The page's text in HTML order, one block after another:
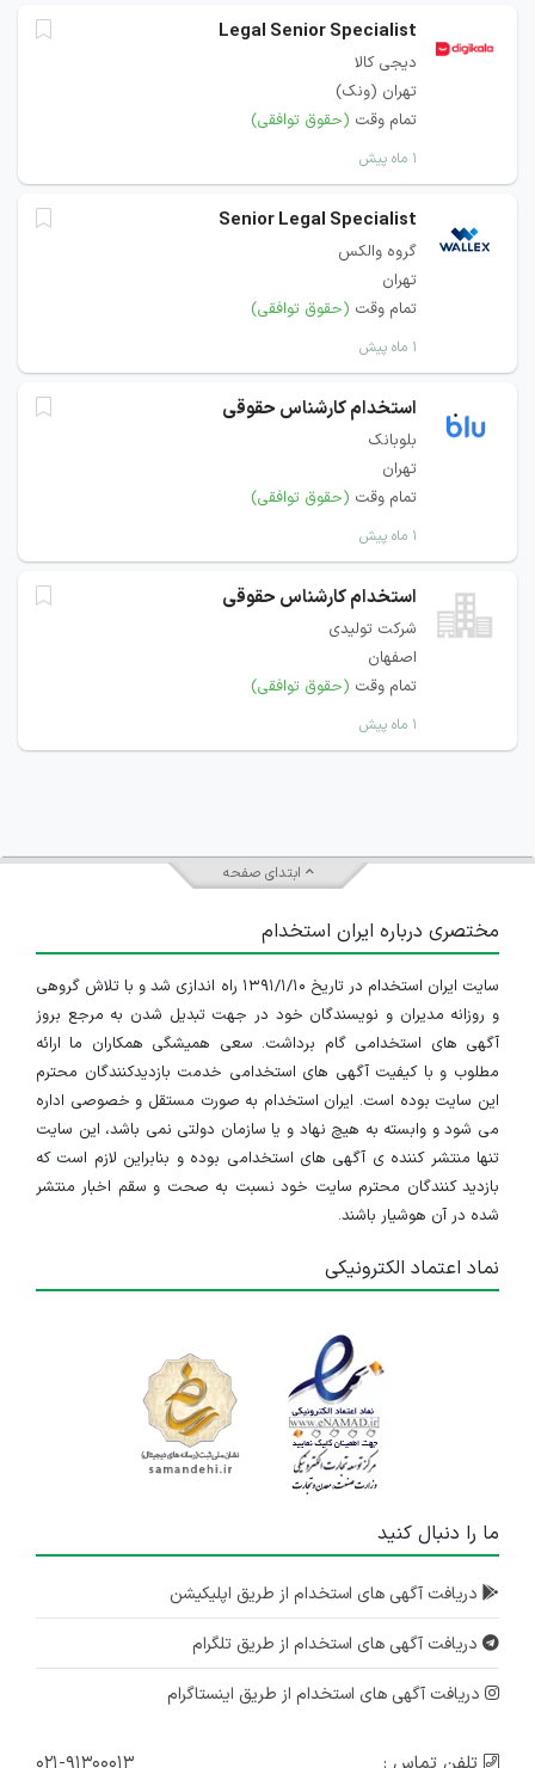
Legal Senior Specialist
دیجی کالا
تهران (ونک)
تمام وقت (حقوق توافقی)
۱ ماه پیش
Senior Legal Specialist
گروه والکس
تهران
تمام وقت (حقوق توافقی)
۱ ماه پیش
استخدام کارشناس حقوقی
بلوبانک
تهران
تمام وقت (حقوق توافقی)
۱ ماه پیش
استخدام کارشناس حقوقی
شرکت تولیدی
اصفهان
تمام وقت (حقوق توافقی)
۱ ماه پیش
ابتدای صفحه
مختصری درباره ایران استخدام
سایت ایران استخدام در تاریخ ۱۳۹۱/۱/۱۰ راه اندازی شد و با تلاش گروهی
و روزانه مدیران و نویسندگان خود در جهت تبدیل شدن به مرجع بروز
آگهی های استخدامی گام برداشت. سعی همیشگی همکاران ما ارائه
مطلوب و با کیفیت آگهی های استخدامی خدمت بازدیدکنندگان محترم
این سایت بوده است. ایران استخدام به صورت مستقل و خصوصی اداره
می شود و وابسته به هیچ نهاد و یا سازمان دولتی نمی باشد، این سایت
تنها منتشر کننده ی آگهی های استخدامی بوده و بنابراین لازم است که
بازدید کنندگان محترم سایت خود نسبت به صحت و سقم اخبار منتشر
شده در آن هوشیار باشند.
نماد اعتماد الکترونیکی
ما را دنبال کنید
دریافت آگهی های استخدام از طریق اپلیکیشن
دریافت آگهی های استخدام از طریق تلگرام
دریافت آگهی های استخدام از طریق اینستاگرام